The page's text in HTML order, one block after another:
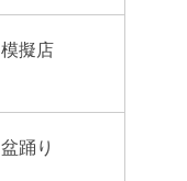
模擬店
盆踊り